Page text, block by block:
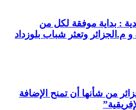
: بداية موفقة لكل من
م.الجزائر وتعثر شباب بلوزداد
الجزائر من شأنها أن تمنح الإضافة